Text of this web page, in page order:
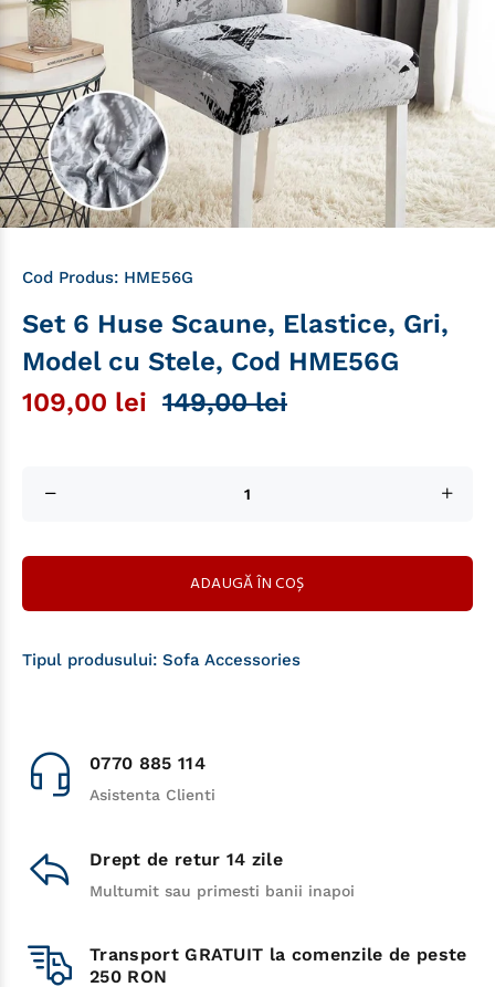
Cod Produs: HME56G
Set 6 Huse Scaune, Elastice, Gri,
Model cu Stele, Cod HME56G
109,00 lei 149,00 lei
ADAUGĂ ÎN COȘ
Tipul produsului: Sofa Accessories
0770 885 114
Asistenta Clienti
Drept de retur 14 zile
Multumit sau primesti banii inapoi
Transport GRATUIT la comenzile de peste
250 RON